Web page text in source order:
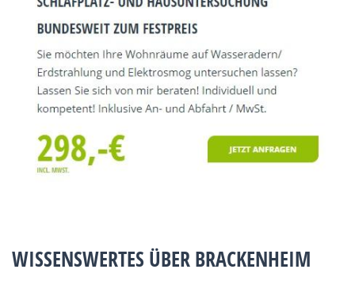
WISSENSWERTES ÜBER BRACKENHEIM